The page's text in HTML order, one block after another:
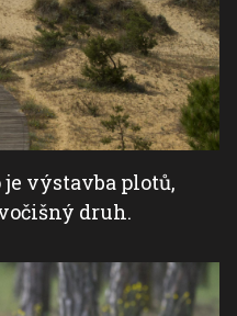
výstavba plotů,
druh.